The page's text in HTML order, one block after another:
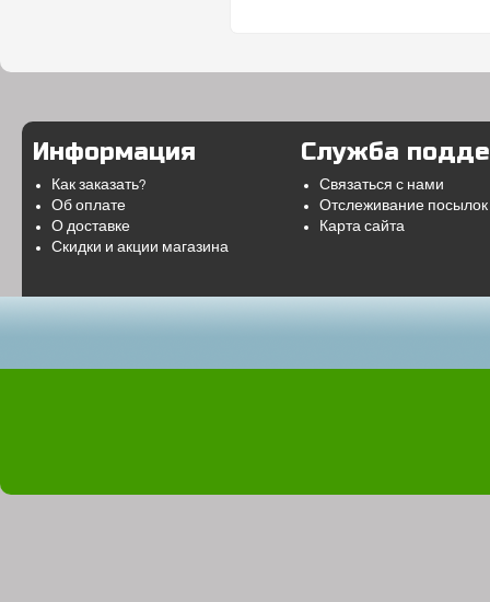
Информация
Как заказать?
Об оплате
О доставке
Скидки и акции магазина
Служба
Связаться с нами
Отслеживание посылок
Карта сайта